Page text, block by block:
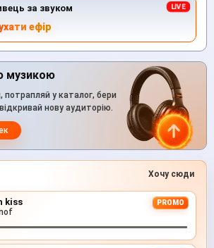
за звуком
ефір
музикою
у каталог, бери
нову аудиторію.
Хочу сюди
kiss PROMO